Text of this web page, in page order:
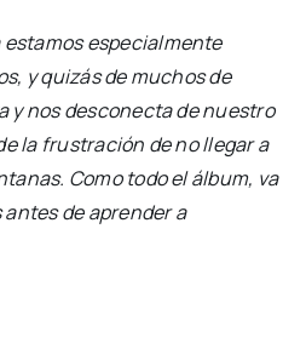
estamos especialmente
y quizás de muchos de
y nos desconecta de nuestro
la frustración de no llegar a
Como todo el álbum, va
de aprender a